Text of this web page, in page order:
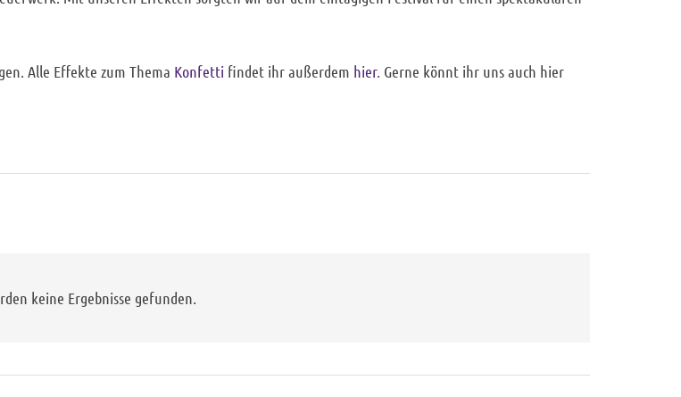
Alle Effekte zum Thema Konfetti findet ihr außerdem hier. Gerne könnt ihr uns auch hier
keine Ergebnisse gefunden.